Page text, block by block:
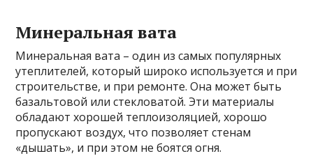
Минеральная вата
Минеральная вата – один из самых популярных
утеплителей, который широко используется и при
строительстве, и при ремонте. Она может быть
базальтовой или стекловатой. Эти материалы
обладают хорошей теплоизоляцией, хорошо
пропускают воздух, что позволяет стенам
«дышать», и при этом не боятся огня.